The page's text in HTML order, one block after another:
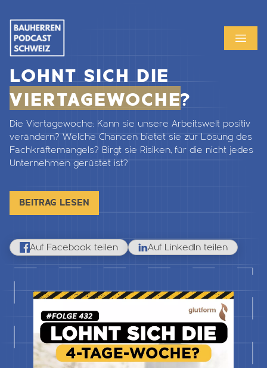
LOHNT SICH DIE
VIERTAGEWOCHE?
Die Viertagewoche: Kann sie unsere Arbeitswelt positiv
verändern? Welche Chancen bietet sie zur Lösung des
Fachkräftemangels? Birgt sie Risiken, für die nicht jedes
Unternehmen gerüstet ist?
BEITRAG LESEN
Auf Facebook teilen Auf LinkedIn teilen